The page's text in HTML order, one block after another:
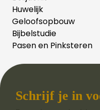
Huwelijk
Geloofsopbouw
Bijbelstudie
Pasen en Pinksteren
Schrijf je in